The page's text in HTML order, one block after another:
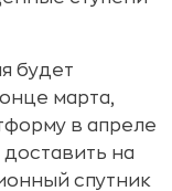
будет
марта,
в апреле
на
спутник